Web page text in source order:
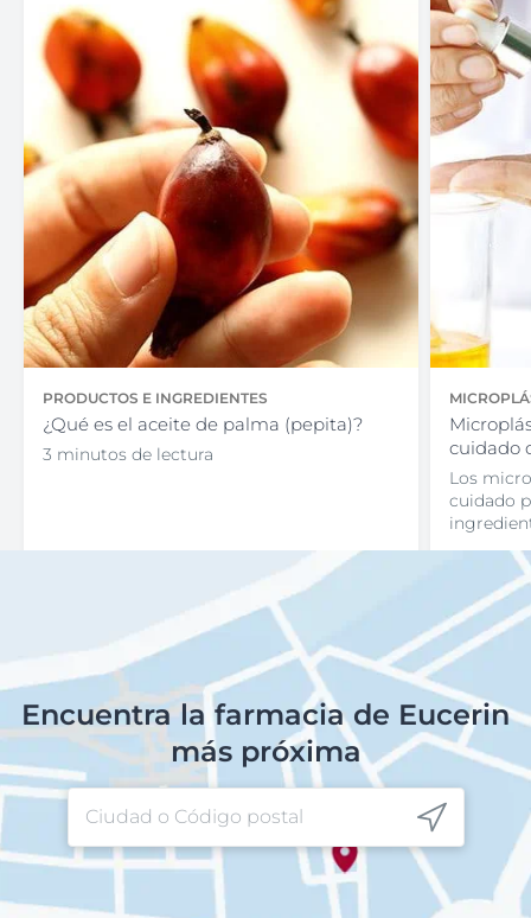
PRODUCTOS E INGREDIENTES
¿Qué es el aceite de palma (pepita)?
3 minutos de lectura
cuidado
Los
cuidado
Encuentra la farmacia de Eucerin
más próxima